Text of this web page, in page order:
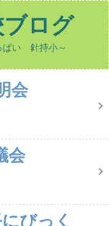
ログ
ぱい 針持小～
会
会
びっく